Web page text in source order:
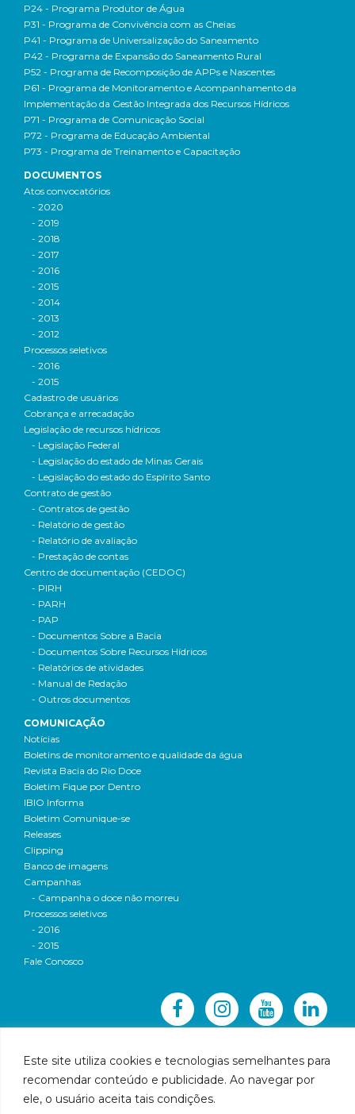
Este site utiliza cookies e tecnologias semelhantes para
recomendar conteúdo e publicidade. Ao navegar por
ele, o usuário aceita tais condições.
P24 - Programa Produtor de Água
P31 - Programa de Convivência com as Cheias
P41 - Programa de Universalização do Saneamento
P42 - Programa de Expansão do Saneamento Rural
P52 - Programa de Recomposição de APPs e Nascentes
P61 - Programa de Monitoramento e Acompanhamento da
Implementação da Gestão Integrada dos Recursos Hídricos
P71 - Programa de Comunicação Social
P72 - Programa de Educação Ambiental
P73 - Programa de Treinamento e Capacitação
DOCUMENTOS
Atos convocatórios
- 2020
- 2019
- 2018
- 2017
- 2016
- 2015
- 2014
- 2013
- 2012
Processos seletivos
- 2016
- 2015
Cadastro de usuários
Cobrança e arrecadação
Legislação de recursos hídricos
- Legislação Federal
- Legislação do estado de Minas Gerais
- Legislação do estado do Espírito Santo
Contrato de gestão
- Contratos de gestão
- Relatório de gestão
- Relatório de avaliação
- Prestação de contas
Centro de documentação (CEDOC)
- PIRH
- PARH
- PAP
- Documentos Sobre a Bacia
- Documentos Sobre Recursos Hídricos
- Relatórios de atividades
- Manual de Redação
- Outros documentos
COMUNICAÇÃO
Notícias
Boletins de monitoramento e qualidade da água
Revista Bacia do Rio Doce
Boletim Fique por Dentro
IBIO Informa
Boletim Comunique-se
Releases
Clipping
Banco de imagens
Campanhas
- Campanha o doce não morreu
Processos seletivos
- 2016
- 2015
Fale Conosco
© 2016 CBH-Doce - Todos os direitos reservados